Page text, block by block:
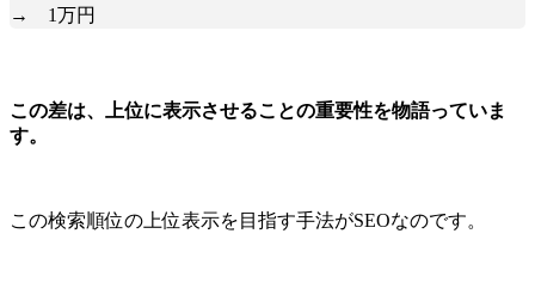
→ 1万円
この差は、上位に表示させることの重要性を物語っていま
す。
この検索順位の上位表示を目指す手法がSEOなのです。